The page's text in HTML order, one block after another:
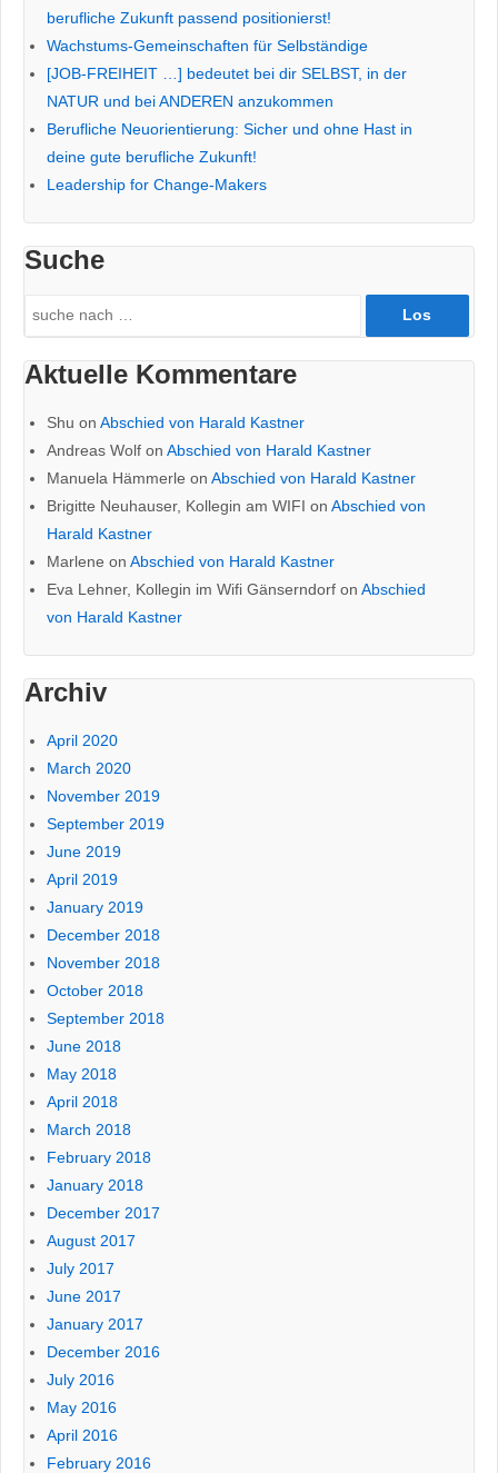
schaffen?
berufliche Zukunft passend positionierst!
Wachstums-Gemeinschaften für Selbständige
[JOB-FREIHEIT …] bedeutet bei dir SELBST, in der
NATUR und bei ANDEREN anzukommen
Berufliche Neuorientierung: Sicher und ohne Hast in
deine gute berufliche Zukunft!
Leadership for Change-Makers
Suche
Search
for:
Aktuelle Kommentare
Shu on Abschied von Harald Kastner
Andreas Wolf on Abschied von Harald Kastner
Manuela Hämmerle on Abschied von Harald Kastner
Brigitte Neuhauser, Kollegin am WIFI on Abschied von
Harald Kastner
Marlene on Abschied von Harald Kastner
Eva Lehner, Kollegin im Wifi Gänserndorf on Abschied
von Harald Kastner
Archiv
April 2020
March 2020
November 2019
September 2019
June 2019
April 2019
January 2019
December 2018
November 2018
October 2018
September 2018
June 2018
May 2018
April 2018
March 2018
February 2018
January 2018
December 2017
August 2017
July 2017
June 2017
January 2017
December 2016
July 2016
May 2016
April 2016
February 2016